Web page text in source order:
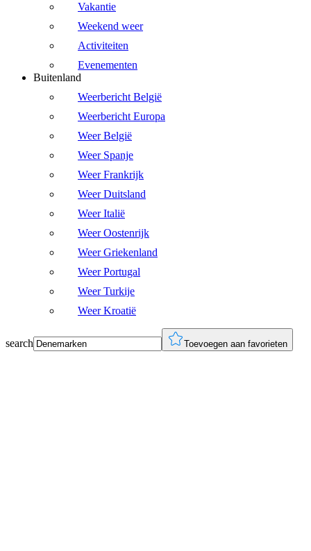
Vakantie
Weekend weer
Activiteiten
Evenementen
Buitenland
Weerbericht België
Weerbericht Europa
Weer België
Weer Spanje
Weer Frankrijk
Weer Duitsland
Weer Italië
Weer Oostenrijk
Weer Griekenland
Weer Portugal
Weer Turkije
Weer Kroatië
search Toevoegen aan favorieten